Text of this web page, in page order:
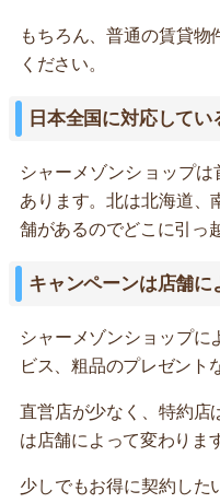
もちろん、普通の賃貸物
ください。
日本全国に対応してい
シャーメゾンショップ
あります。北は北海道、
舗があるのでどこに引っ
キャンペーンは店舗に
シャーメゾンショップに
ビス、粗品のプレゼント
直営店が少なく、特約店
は店舗によって変わりま
少しでもお得に契約した